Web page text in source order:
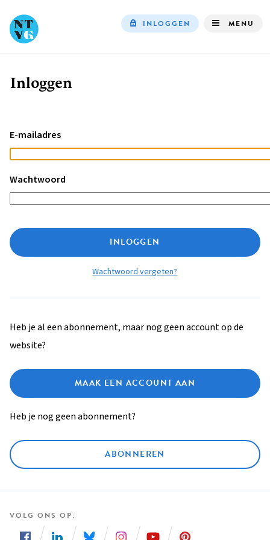
INLOGGEN MENU
Kruimelpad
Inloggen
E-mailadres
Wachtwoord
INLOGGEN
Wachtwoord vergeten?
Heb je al een abonnement, maar nog geen account op de
website?
MAAK EEN ACCOUNT AAN
Heb je nog geen abonnement?
ABONNEREN
VOLG ONS OP